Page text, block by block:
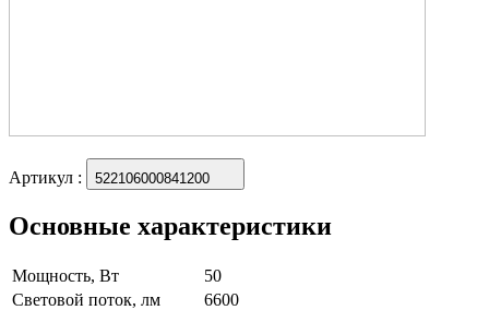
Артикул : 522106000841200
Основные характеристики
Мощность, Вт
50
Световой поток, лм
6600